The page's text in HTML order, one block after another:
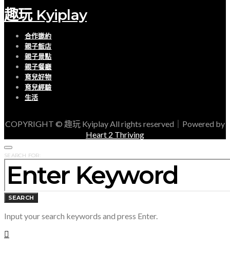
趣玩 Kyiplay
合作邀約
親子飯店
親子景點
親子餐廳
育兒好物
育兒經驗
生活
COPYRIGHT © 趣玩 Kyiplay All rights reserved｜Powered by
Heart 2 Thriving
SEARCH FOR:
SEARCH
Input your search keywords and press Enter.